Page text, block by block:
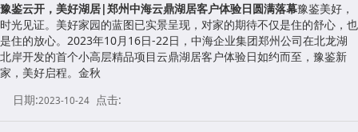
豫鉴云开，美好湖居|郑州中海云鼎湖居客户体验日圆满落幕豫鉴美好，
时光见证。美好家园的蓝图已实景呈现，对家的期待不仅是住的舒心，也
是住的放心。2023年10月16日-22日，中海企业集团郑州公司在北龙湖
北岸开发的首个小高层精品项目云鼎湖居客户体验日如约而至，豫鉴新
家，美好启程。金秋
日期:2023-10-24 点击: